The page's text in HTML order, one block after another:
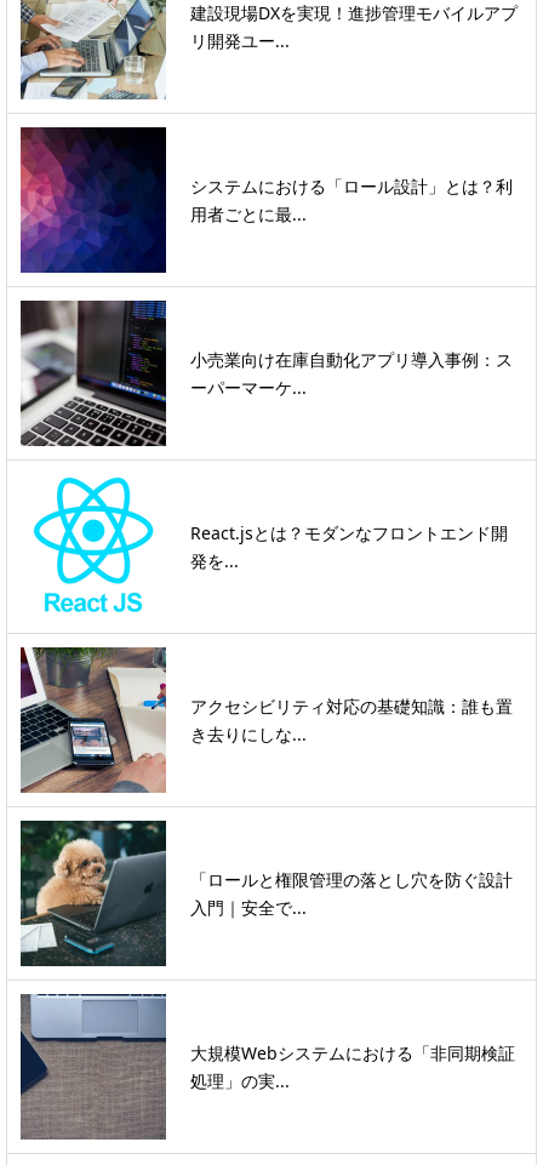
建設現場DXを実現！進捗管理モバイルアプ
リ開発ユー...
システムにおける「ロール設計」とは？利
用者ごとに最...
小売業向け在庫自動化アプリ導入事例：ス
ーパーマーケ...
React.jsとは？モダンなフロントエンド開
発を...
アクセシビリティ対応の基礎知識：誰も置
き去りにしな...
「ロールと権限管理の落とし穴を防ぐ設計
入門｜安全で...
大規模Webシステムにおける「非同期検証
処理」の実...